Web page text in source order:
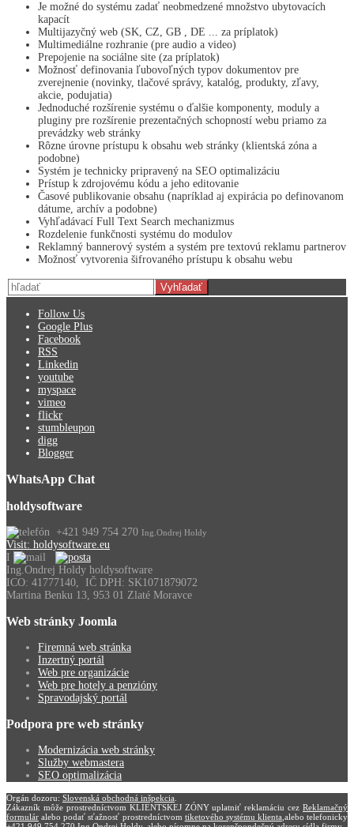
Je možné do systému zadať neobmedzené množstvo ubytovacích
kapacít
Multijazyčný web (SK, CZ, GB , DE ... za príplatok)
Multimediálne rozhranie (pre audio a video)
Prepojenie na sociálne site (za príplatok)
Možnosť definovania ľubovoľných typov dokumentov pre
zverejnenie (novinky, tlačové správy, katalóg, produkty, zľavy,
akcie, podujatia)
Jednoduché rozšírenie systému o ďalšie komponenty, moduly a
pluginy pre rozšírenie prezentačných schopností webu priamo za
prevádzky web stránky
Rôzne úrovne prístupu k obsahu web stránky (klientská zóna a
podobne)
Systém je technicky pripravený na SEO optimalizáciu
Prístup k zdrojovému kódu a jeho editovanie
Časové publikovanie obsahu (napríklad aj expirácia po definovanom
dátume, archív a podobne)
Vyhľadávací Full Text Search mechanizmus
Rozdelenie funkčnosti systému do modulov
Reklamný bannerový systém a systém pre textovú reklamu partnerov
Možnosť vytvorenia šifrovaného prístupu k obsahu webu
Follow Us
Google Plus
Facebook
RSS
Linkedin
youtube
myspace
vimeo
flickr
stumbleupon
digg
Blogger
WhatsApp Chat
holdysoftware
+421 949 754 270 Ing.Ondrej Holdy
Visit: holdysoftware.eu
I
Ing.Ondrej Holdy holdysoftware
ICO: 41777140, IČ DPH: SK1071879072
Martina Benku 13, 953 01 Zlaté Moravce
Web stránky Joomla
Firemná web stránka
Inzertný portál
Web pre organizácie
Web pre hotely a penzióny
Spravodajský portál
Podpora pre web stránky
Modernizácia web stránky
Služby webmastera
SEO optimalizácia
Orgán dozoru: Slovenská obchodná inšpekcia
Zákazník môže prostredníctvom KLIENTSKEJ ZÓNY uplatniť reklamáciu cez Reklamačný
formulár alebo podať sťažnosť prostredníctvom tiketového systému klienta ,alebo telefonicky